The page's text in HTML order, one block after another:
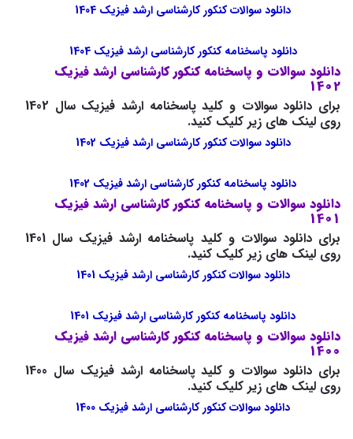
دانلود سوالات کنکور کارشناسی ارشد فیزیک 1404
دانلود پاسخنامه کنکور کارشناسی ارشد فیزیک 1404
دانلود سوالات و پاسخنامه کنکور کارشناسی ارشد فیزیک
1402
برای دانلود سوالات و کلید پاسخنامه ارشد فیزیک سال 1402
روی لینک های زیر کلیک کنید.
دانلود سوالات کنکور کارشناسی ارشد فیزیک 1402
دانلود پاسخنامه کنکور کارشناسی ارشد فیزیک 1402
دانلود سوالات و پاسخنامه کنکور کارشناسی ارشد فیزیک
1401
برای دانلود سوالات و کلید پاسخنامه ارشد فیزیک سال 1401
روی لینک های زیر کلیک کنید.
دانلود سوالات کنکور کارشناسی ارشد فیزیک 1401
دانلود پاسخنامه کنکور کارشناسی ارشد فیزیک 1401
دانلود سوالات و پاسخنامه کنکور کارشناسی ارشد فیزیک
1400
برای دانلود سوالات و کلید پاسخنامه ارشد فیزیک سال 1400
روی لینک های زیر کلیک کنید.
دانلود سوالات کنکور کارشناسی ارشد فیزیک 1400